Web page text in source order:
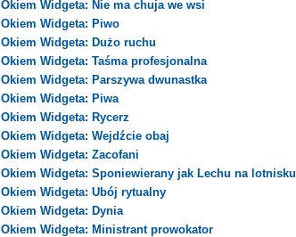
Okiem Widgeta: Nie ma chuja we wsi
Okiem Widgeta: Piwo
Okiem Widgeta: Dużo ruchu
Okiem Widgeta: Taśma profesjonalna
Okiem Widgeta: Parszywa dwunastka
Okiem Widgeta: Piwa
Okiem Widgeta: Rycerz
Okiem Widgeta: Wejdźcie obaj
Okiem Widgeta: Zacofani
Okiem Widgeta: Sponiewierany jak Lechu na lotnisku
Okiem Widgeta: Ubój rytualny
Okiem Widgeta: Dynia
Okiem Widgeta: Ministrant prowokator